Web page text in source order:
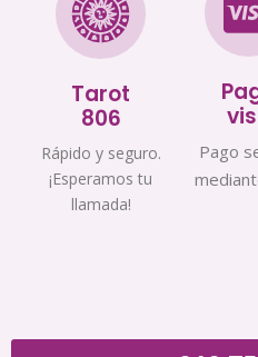
Tarot
806
Rápido y seguro.
¡Esperamos tu
llamada!
Pago